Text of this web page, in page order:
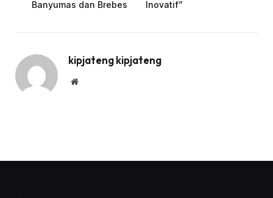
Banyumas dan Brebes
Inovatif”
kipjateng kipjateng
Website